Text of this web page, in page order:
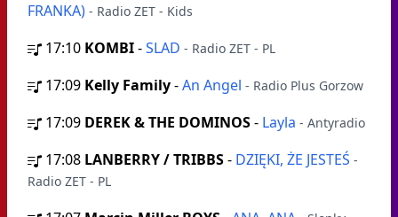
FRANKA) - Radio ZET - Kids
17:10 KOMBI-SLAD - Radio ZET - PL
17:09 Kelly Family-An Angel - Radio Plus Gorzow
17:09 DEREK & THE DOMINOS- Layla - Antyradio
17:08 LANBERRY / TRIBBS- DZIĘKI, ŻE JESTEŚ -
Radio ZET - PL